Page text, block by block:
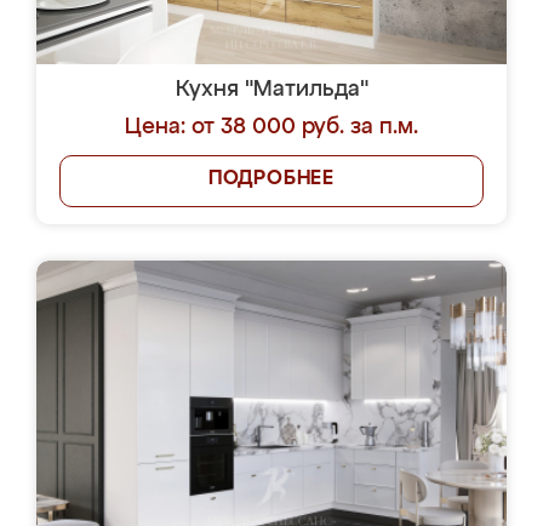
Кухня "Матильда"
Цена: от 38 000 руб. за п.м.
ПОДРОБНЕЕ